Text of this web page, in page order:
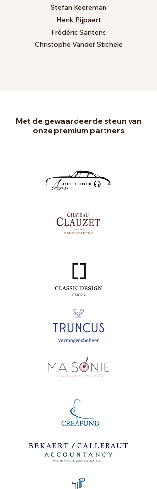
Stefan Keereman
Henk Pijpaert
Frédéric Santens
Christophe Vander Stichele
Met de gewaardeerde steun van
onze premium partners